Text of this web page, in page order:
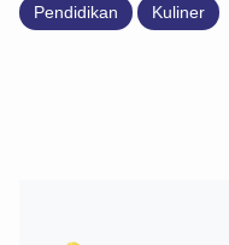
Pendidikan Kuliner